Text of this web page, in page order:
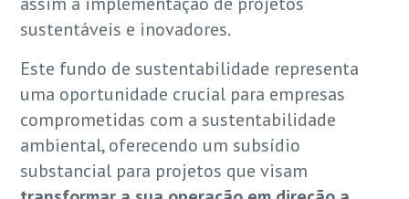
sustentáveis e inovadores.
Este fundo de sustentabilidade representa
uma oportunidade crucial para empresas
comprometidas com a sustentabilidade
ambiental, oferecendo um subsídio
substancial para projetos que visam